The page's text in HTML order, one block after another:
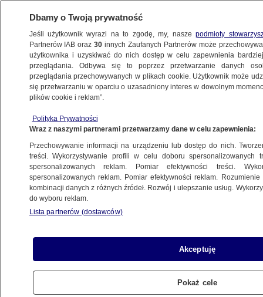
ŚWIAT
przekształcone w element kampanii"
7.10.2025, 06:08
Posłuchaj artykułu
Czyta lektor AI
Dbamy o Twoją prywatność
Jeśli użytkownik wyrazi na to zgodę, my, naszepodmioty
Partnerów IAB oraz30 innych Zaufanych Partnerów może
użytkownika i uzyskiwać do nich dostęp w celu zapewnienia
przeglądania. Odbywa się to poprzez przetwarzanie danych
przeglądania przechowywanych w plikach cookie. Użytkownik może
się przetwarzaniu w oparciu o uzasadniony interes w dowolnym
plików cookie i reklam”.
Polityka Prywatności
Wraz z naszymi partnerami przetwarzamy dane w celu zapewnienia:
Przechowywanie informacji na urządzeniu lub dostęp do nich.
treści. Wykorzystywanie profili w celu doboru spersonalizowanych
spersonalizowanych reklam. Pomiar efektywności treści.
spersonalizowanych reklam. Pomiar efektywności reklam.
kombinacji danych z różnych źródeł. Rozwój i ulepszanie usług.
do wyboru reklam.
Lista partnerów (dostawców)
Akceptuję
Pokaż cele